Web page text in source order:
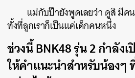
แม่กับป๊ายังพูดเลยว่า ดูสิ มีค
ทั้งที่ลูกเราก็เป็นแค่เด็กคนหนึ่ง
ช่วงนี้ BNK48 รุ่น 2 กำลัง
ให้คำแนะนำสำหรับน้องๆ